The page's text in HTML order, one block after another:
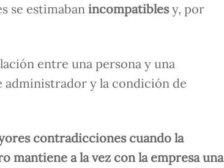
se estimaban incompatiblesy, por
entre una persona y una
administrador y la condición de
contradicciones cuando la
mantiene a la vez con la empresa una